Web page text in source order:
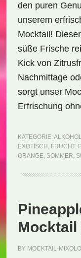
den puren
unserem
Mocktail!
süße Frische
Kick von
Nachmittage
sorgt unser
Erfrischung
KATEGORIE:
EXOTISCH , FRUCHT,
ORANGE, SOMMER,
Mocktail
BY MOCKTAIL-